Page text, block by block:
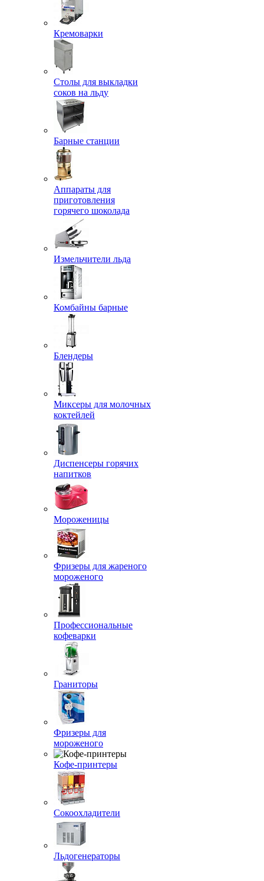
Кремоварки
Столы для выкладки
соков на льду
Барные станции
Аппараты для
приготовления
горячего шоколада
Измельчители льда
Комбайны барные
Блендеры
Миксеры для молочных
коктейлей
Диспенсеры горячих
напитков
Мороженицы
Фризеры для жареного
мороженого
Профессиональные
кофеварки
Граниторы
Фризеры для
мороженого
Кофе-принтеры
Сокоохладители
Льдогенераторы